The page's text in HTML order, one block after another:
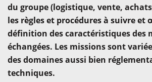
du groupe (logistique, vente,
les règles et procédures à suivre et
définition des caractéristiques des
échangées. Les missions sont
des domaines aussi bien
techniques.